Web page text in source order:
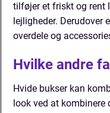
tilføjer et friskt og rent
lejligheder.
overdele og
Hvilke andre
Hvide bukser kan
look ved at kombinere